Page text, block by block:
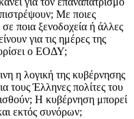
Με ποιες
σε ποια ξενοδοχεία ή άλλες
για τις ημέρες της
ορίσει ο ΕΟΔΥ;
η λογική της κυβέρνησης
τους Έλληνες πολίτες του
Η κυβέρνηση μπορεί
εκτός συνόρων;